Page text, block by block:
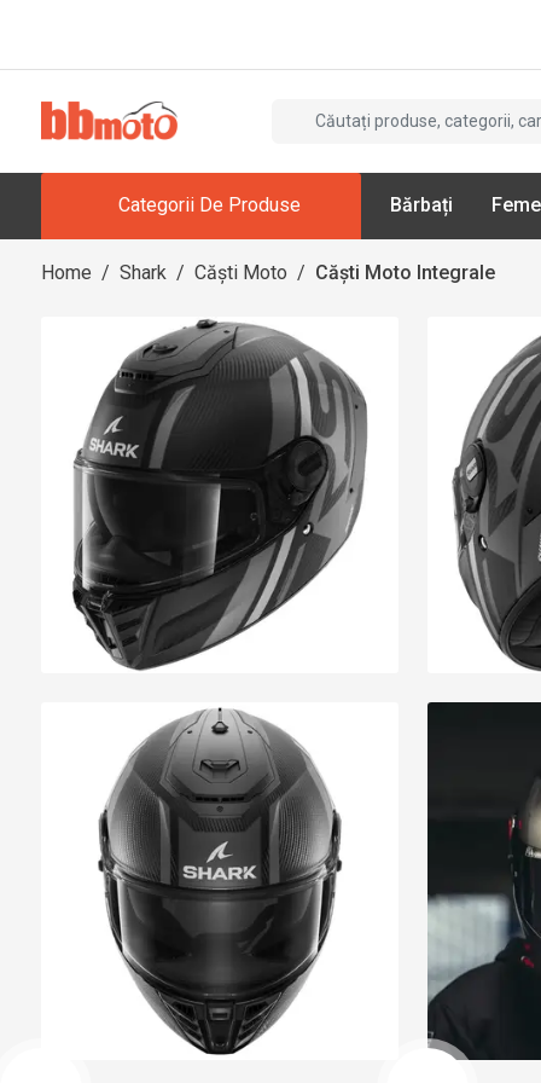
Categorii De Produse Bărbați
Home / Shark / Căști Moto / Căști Moto Integrale